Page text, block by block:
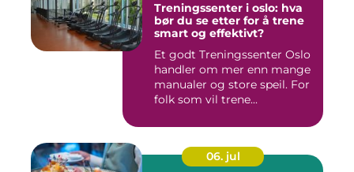
Treningssenter i oslo: hva
bør du se etter for å trene
smart og effektivt?
Et godt Treningssenter Oslo
handler om mer enn mange
manualer og store speil. For
folk som vil trene...
06. jul